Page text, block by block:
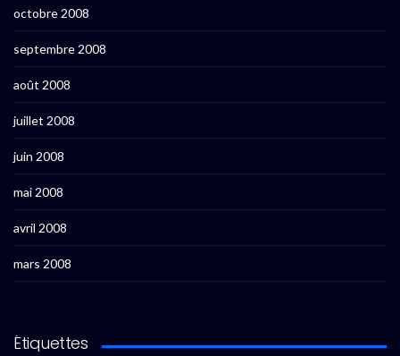
octobre 2008
septembre 2008
août 2008
juillet 2008
juin 2008
mai 2008
avril 2008
mars 2008
Étiquettes